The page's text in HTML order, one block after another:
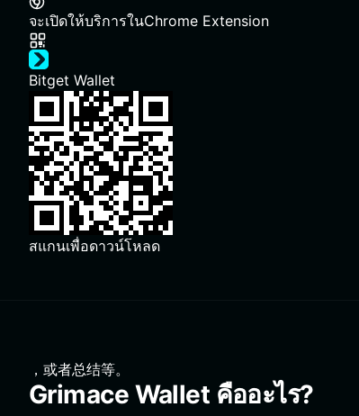
จะเปิดให้บริการในChrome Extension
Bitget Wallet
สแกนเพื่อดาวน์โหลด
，或者总结等。
Grimace Wallet คืออะไร?